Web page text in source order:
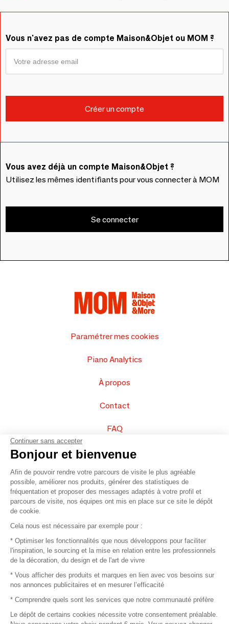
Vous n'avez pas de compte Maison&Objet ou MOM ?
Vous avez déjà un compte Maison&Objet ?
Utilisez les mêmes identifiants pour vous connecter à MOM
Se connecter
Paramétrer mes cookies
Piano Analytics
À propos
Contact
FAQ
Vendez vos produits
Plan du site
© 2016 –Organisation SAFI
Recrutement
Mentions légales
Continuer sans accepter
Bonjour et bienvenue
Afin de pouvoir rendre votre parcours de visite le plus agréable
possible, améliorer nos produits, générer des statistiques de
fréquentation et proposer des messages adaptés à votre profil et
parcours de visite, nos équipes ont mis en place sur ce site le dépôt
de cookie.
Cela nous est nécessaire par exemple pour :
* Optimiser les fonctionnalités que nous développons pour faciliter
l'inspiration, le sourcing et la mise en relation entre les professionnels
de la décoration, du design et de l'art de vivre
* Vous afficher des produits et marques en lien avec vos besoins sur
nos annonces publicitaires et en mesurer l’efficacité
* Comprendre quels sont les services que notre communauté préfère
Le dépôt de certains cookies nécessite votre consentement préalable.